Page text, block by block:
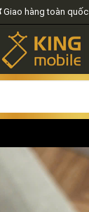
Giao hàng toàn quốc